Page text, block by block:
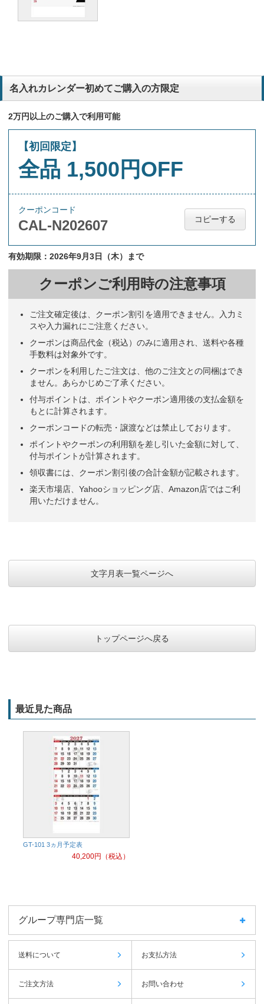
又、三ヶ月の長期予定が書き込め見やすい。
常に使い勝手が良いからです。
電気
カレンダーの文字が大きく見やすい。又、三ヶ月間の長期予定が書き
3月表示のため2ヶ月先の予定を見たり、先月の状況(実績)を確認する
ことができ非常に便利である。
2ヶ月先までの予定を立てたり、前月の実績が見れるのが大変便利で
す。
名入れカレンダー初めてご購入の方限定
2万円以上のご購入で利用可能
【初回限定】
全品 1,500円OFF
クーポンコード
CAL-N202607 コピーする
有効期限：2026年9月3日（木）まで
クーポンご利用時の注意事項
ご注文確定後は、クーポン割引を適用できません。入力ミ
スや入力漏れにご注意ください。
クーポンは商品代金（税込）のみに適用され、送料や各種
手数料は対象外です。
クーポンを利用したご注文は、他のご注文との同梱はでき
ません。あらかじめご了承ください。
付与ポイントは、ポイントやクーポン適用後の支払金額を
もとに計算されます。
クーポンコードの転売・譲渡などは禁止しております。
ポイントやクーポンの利用額を差し引いた金額に対して、
付与ポイントが計算されます。
領収書には、クーポン割引後の合計金額が記載されます。
楽天市場店、Yahooショッピング店、Amazon店ではご利
用いただけません。
文字月表一覧ページへ
トップページへ戻る
最近見た商品
GT-101 3ヵ月予定表
40,200円（税込）
グループ専門店一覧
送料について お支払方法
ご注文方法 お問い合わせ